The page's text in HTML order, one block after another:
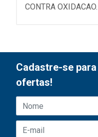
CONTRA OXIDACAO.
Cadastre-se
ofertas!